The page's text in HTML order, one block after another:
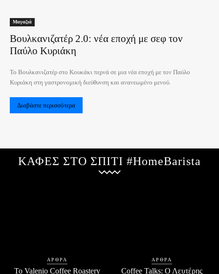
Μαγαζιά
Βουλκανιζατέρ 2.0: νέα εποχή με σεφ τον
Παύλο Κυριάκη
Το Βουλκανιζατέρ στο Κουκάκι περνά σε μια νέα εποχή με τον Παύλο
Κυριάκη στη γαστρονομική διεύθυνση και ανανεωμένο μενού.
Διαβάστε περισσότερα
ΚΑΦΕΣ ΣΤΟ ΣΠΙΤΙ #HomeBarista
ΆΡΘΡΑ
Το Valenio Coffee Roastery
ΆΡΘΡΑ
Coffee Talks: Ο Λευτέρης